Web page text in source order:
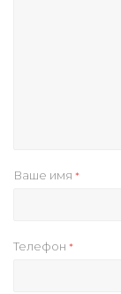
Ваше имя *
Телефон *